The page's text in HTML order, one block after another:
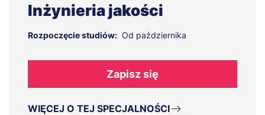
Inżynieria jakości
Rozpoczęcie studiów: Od października
Zapisz się
WIĘCEJ O TEJ SPECJALNOŚCI